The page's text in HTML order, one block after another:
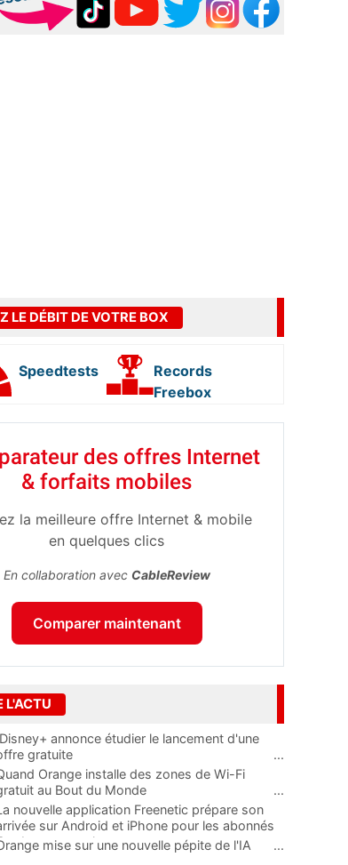
LE DÉBIT DE VOTRE BOX
Speedtests
Records
Freebox
des offres Internet
& forfaits mobiles
la meilleure offre Internet & mobile
en quelques clics
En collaboration avec CableReview
Comparer maintenant
L'ACTU
Disney+ annonce étudier le lancement d'une
gratuite
...
Orange installe des zones de Wi-Fi
au Bout du Monde
...
nouvelle application Freenetic prépare son
sur Android et iPhone pour les abonnés
testez la
mise sur une nouvelle pépite de l'IA ...